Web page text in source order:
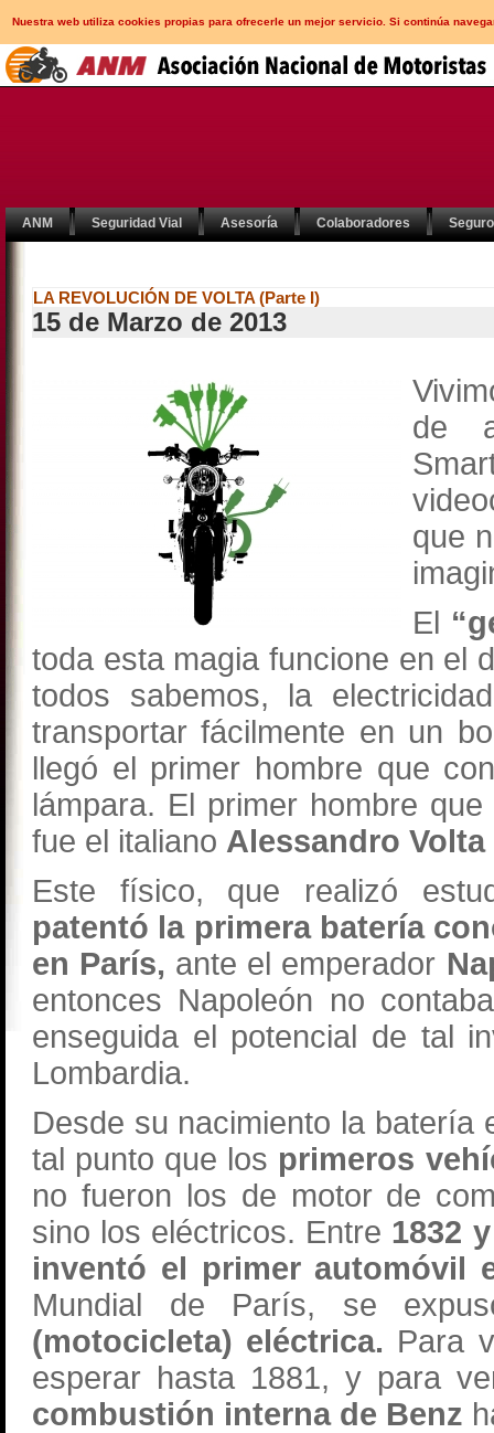
Nuestra web utiliza cookies propias para ofrecerle un mejor servicio. Si continúa
ANM Seguridad Vial Asesoría Colaboradores
LA REVOLUCIÓN DE VOLTA (Parte I)
15 de Marzo de 2013
de
que
El
toda esta magia funcione en el
todos sabemos, la
transportar fácilmente en un
llegó el primer hombre que
lámpara. El primer hombre
fue el italiano Alessandro Volta
Este físico, que realizó
patentó la primera batería
en París, ante el emperador
entonces Napoleón no
enseguida el potencial de tal
Lombardia.
Desde su nacimiento la batería
tal punto que los primeros
no fueron los de motor de
sino los eléctricos. Entre 1832
inventó el primer automóvil
Mundial de París, se
(motocicleta) eléctrica. Para
esperar hasta 1881, y para
combustión interna de Benz